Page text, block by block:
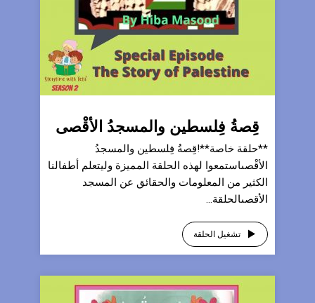
قِصةُ فِلسطين والمسجدُ الأقْصى
**حلقة خاصة**!قِصةُ فِلسطين والمسجدُ
الأقْصىاستمعوا لهذه الحلقة المميزة وليتعلم أطفالنا
الكثير من المعلومات والحقائق عن المسجد
الأقصىالحلقة...
تشغيل الحلقة